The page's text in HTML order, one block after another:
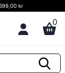
102 30
0